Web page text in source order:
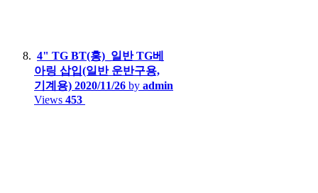
4" TG BT(홍)_일반 TG베
아링 삽입(일반 운반구용,
기계용) 2020/11/26 by admin
Views 453